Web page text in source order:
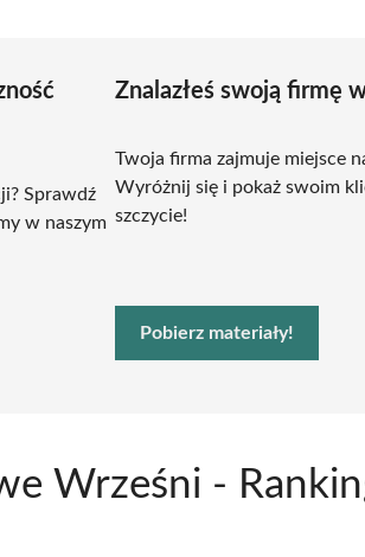
Sprawdź
w naszym
Znalazłeś swoją firmę
Twoja firma zajmuje miejsce
Wyróżnij się i pokaż swoim
szczycie!
Pobierz materiały!
Wrześni -